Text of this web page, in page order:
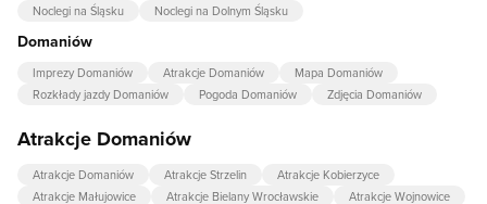
Noclegi na Śląsku
Noclegi na Dolnym Śląsku
Domaniów
Imprezy Domaniów Atrakcje Domaniów
Mapa Domaniów
Rozkłady jazdy Domaniów
Pogoda Domaniów Zdjęcia Domaniów
Atrakcje Domaniów
Atrakcje Domaniów Atrakcje Strzelin
Atrakcje Kobierzyce
Atrakcje Małujowice
Atrakcje Bielany Wrocławskie
Atrakcje Wojnowice